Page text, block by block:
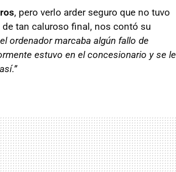
, pero verlo arder seguro que no tuvo
tan caluroso final, nos contó su
ordenador marcaba algún fallo de
estuvo en el concesionario y se le